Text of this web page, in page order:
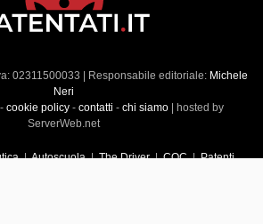
02311500033 | Responsabile editoriale: Michele
Neri
cookie policy- contatti - chi siamo| hosted by
ServerWeb.net
|Autoscuola|The Driver|CQC|Patenti